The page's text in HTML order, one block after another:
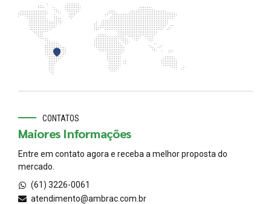
CONTATOS
Maiores Informações
Entre em contato agora e receba a melhor proposta do
mercado.
(61) 3226-0061
atendimento@ambrac.com.br